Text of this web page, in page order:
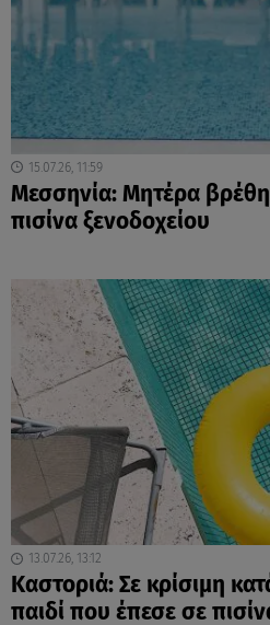
15.07.26, 11:59
Μεσσηνία: Μητέρα
πισίνα ξενοδοχείου
13.07.26, 13:12
Καστοριά: Σε κρίσιμη
παιδί που έπεσε σε